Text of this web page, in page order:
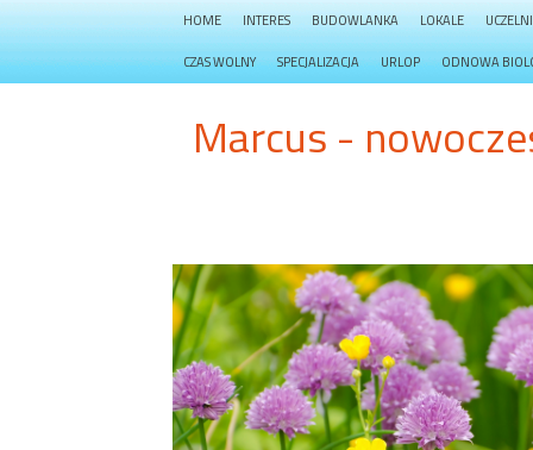
HOME INTERES BUDOWLANKA LOKALE
CZAS WOLNY SPECJALIZACJA URLOP ODNOWA
Marcus -